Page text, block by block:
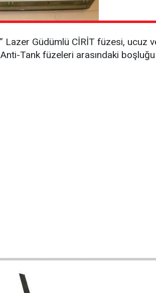
Lazer Güdümlü CİRİT füzesi, ucuz
Tank füzeleri arasındaki